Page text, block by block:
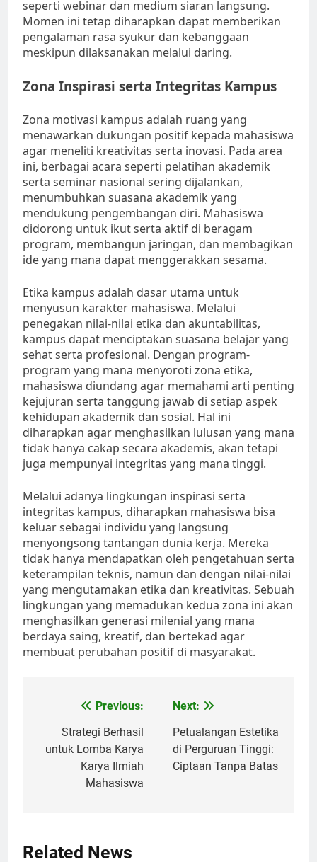
seperti webinar dan medium siaran langsung.
Momen ini tetap diharapkan dapat memberikan
pengalaman rasa syukur dan kebanggaan
meskipun dilaksanakan melalui daring.
Zona Inspirasi serta Integritas Kampus
Zona motivasi kampus adalah ruang yang
menawarkan dukungan positif kepada mahasiswa
agar meneliti kreativitas serta inovasi. Pada area
ini, berbagai acara seperti pelatihan akademik
serta seminar nasional sering dijalankan,
menumbuhkan suasana akademik yang
mendukung pengembangan diri. Mahasiswa
didorong untuk ikut serta aktif di beragam
program, membangun jaringan, dan membagikan
ide yang mana dapat menggerakkan sesama.
Etika kampus adalah dasar utama untuk
menyusun karakter mahasiswa. Melalui
penegakan nilai-nilai etika dan akuntabilitas,
kampus dapat menciptakan suasana belajar yang
sehat serta profesional. Dengan program-
program yang mana menyoroti zona etika,
mahasiswa diundang agar memahami arti penting
kejujuran serta tanggung jawab di setiap aspek
kehidupan akademik dan sosial. Hal ini
diharapkan agar menghasilkan lulusan yang mana
tidak hanya cakap secara akademis, akan tetapi
juga mempunyai integritas yang mana tinggi.
Melalui adanya lingkungan inspirasi serta
integritas kampus, diharapkan mahasiswa bisa
keluar sebagai individu yang langsung
menyongsong tantangan dunia kerja. Mereka
tidak hanya mendapatkan oleh pengetahuan serta
keterampilan teknis, namun dan dengan nilai-nilai
yang mengutamakan etika dan kreativitas. Sebuah
lingkungan yang memadukan kedua zona ini akan
menghasilkan generasi milenial yang mana
berdaya saing, kreatif, dan bertekad agar
membuat perubahan positif di masyarakat.
navigation
Previous:
Strategi Berhasil
untuk Lomba Karya
Karya Ilmiah
Mahasiswa
Next:
Petualangan Estetika
di Perguruan Tinggi:
Ciptaan Tanpa Batas
Related News